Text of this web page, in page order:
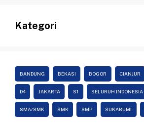
Kategori
BANDUNG BEKASI BOGOR CIANJUR
D4 JAKARTA S1 SELURUH INDONESIA
SMA/SMK SMK SMP SUKABUMI